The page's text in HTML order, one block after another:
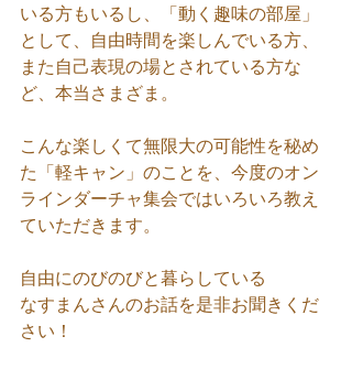
いる方もいるし、「動く趣味の部屋」
として、自由時間を楽しんでいる方、
また自己表現の場とされている方な
ど、本当さまざま。
こんな楽しくて無限大の可能性を秘め
た「軽キャン」のことを、今度のオン
ラインダーチャ集会ではいろいろ教え
ていただきます。
自由にのびのびと暮らしている
なすまんさんのお話を是非お聞きくだ
さい！